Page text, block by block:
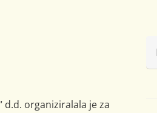
organiziralala je za